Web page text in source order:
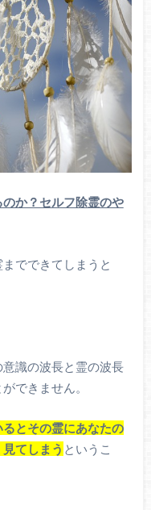
か？セルフ除霊のや
でできてしまうと
識の波長と霊の波長
できません。
とその霊にあなたの
てしまう というこ